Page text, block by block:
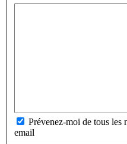
Prévenez-moi de tous les
email